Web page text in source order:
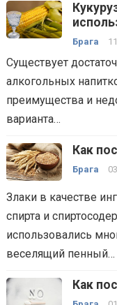
Брага
Существует
алкогольных
преимущества и
варианта…
Как
Брага
Злаки в качестве
спирта и
использовались
веселящий пенный…
Как